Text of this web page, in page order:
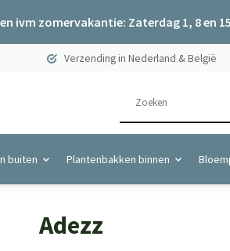
ivm zomervakantie: Zaterdag 1, 8 en
Verzending in Nederland & België
buiten Plantenbakken binnen
Adezz